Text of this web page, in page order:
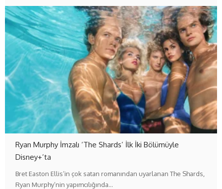
Ryan Murphy İmzalı ‘The Shards’ İlk İki Bölümüyle
Disney+’ta
Bret Easton Ellis’in çok satan romanından uyarlanan The Shards,
Ryan Murphy’nin yapımcılığında…